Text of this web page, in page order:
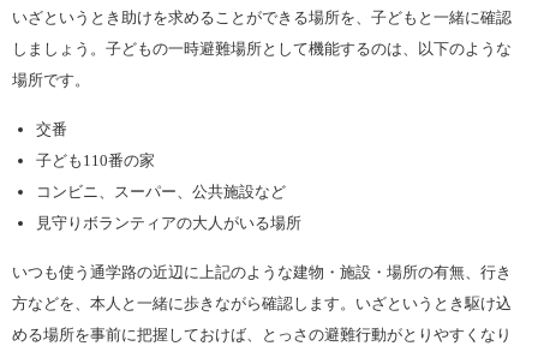
いざというとき助けを求めることができる場所を、子どもと一緒に確認
しましょう。子どもの一時避難場所として機能するのは、以下のような
場所です。
交番
子ども110番の家
コンビニ、スーパー、公共施設など
見守りボランティアの大人がいる場所
いつも使う通学路の近辺に上記のような建物・施設・場所の有無、行き
方などを、本人と一緒に歩きながら確認します。いざというとき駆け込
める場所を事前に把握しておけば、とっさの避難行動がとりやすくなり